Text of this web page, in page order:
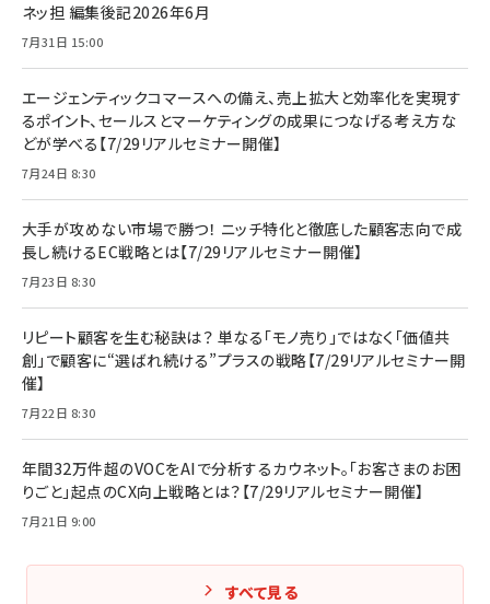
ネッ担 編集後記2026年6月
7月31日 15:00
エージェンティックコマースへの備え、売上拡大と効率化を実現す
るポイント、セールスとマーケティングの成果につなげる考え方な
どが学べる【7/29リアルセミナー開催】
7月24日 8:30
大手が攻めない市場で勝つ！ ニッチ特化と徹底した顧客志向で成
長し続けるEC戦略とは【7/29リアルセミナー開催】
7月23日 8:30
リピート顧客を生む秘訣は？ 単なる「モノ売り」ではなく「価値共
創」で顧客に“選ばれ続ける”プラスの戦略【7/29リアルセミナー開
催】
7月22日 8:30
年間32万件超のVOCをAIで分析するカウネット。「お客さまのお困
りごと」起点のCX向上戦略とは？【7/29リアルセミナー開催】
7月21日 9:00
すべて見る